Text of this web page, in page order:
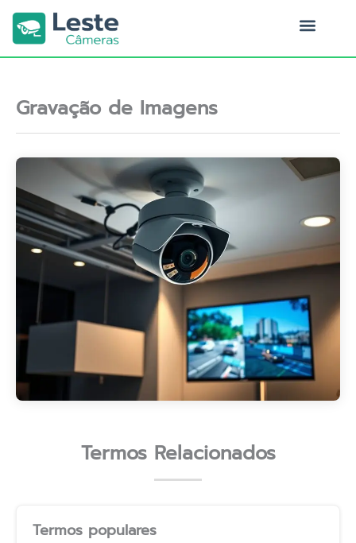
para
conteúdo
Gravação de Imagens
Termos Relacionados
Termos populares